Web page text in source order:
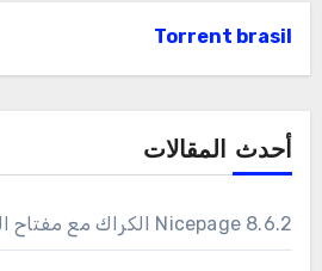
Torrent brasil
أحدث المقالات
Nicepage 8.6.2 الكراك مع مفتاح التفعيل تحميل 2026